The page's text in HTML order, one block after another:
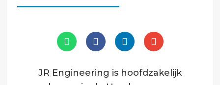
JR Engineering is hoofdzakelijk